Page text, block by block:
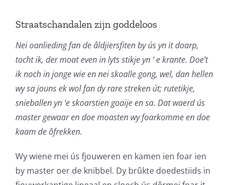
Straatschandalen zijn goddeloos
Nei oanlieding fan de âldjiersfiten by ús yn it doarp,
tocht ik, der moat even in lyts stikje yn ‘ e krante. Doe’t
ik noch in jonge wie en nei skoalle gong, wel, dan hellen
wy sa jouns ek wol fan dy rare streken út; rutetikje,
snieballen yn ‘e skoarstien goaije en sa. Dat waerd ús
master gewaar en doe moasten wy foarkomme en doe
kaam de ôfrekken.
Wy wiene mei ús fjouweren en kamen ien foar ien
by master oer de knibbel. Dy brûkte doedestiids in